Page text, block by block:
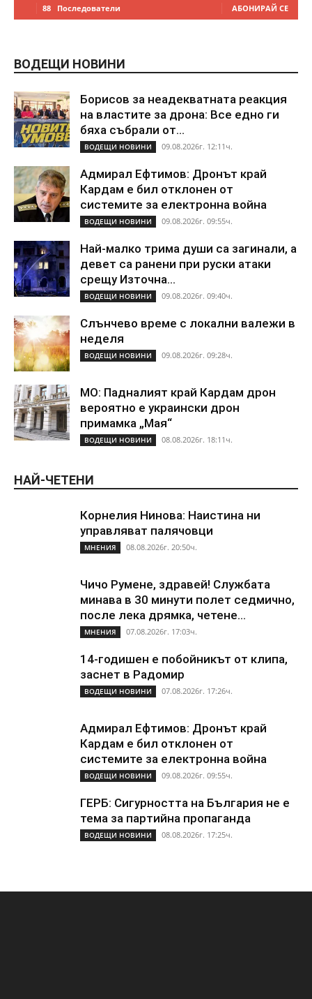
88 Последователи АБОНИРАЙ СЕ
ВОДЕЩИ НОВИНИ
Борисов за неадекватната реакция
на властите за дрона: Все едно ги
бяха събрали от...
ВОДЕЩИ НОВИНИ 09.08.2026г. 12:11ч.
Адмирал Ефтимов: Дронът край
Кардам е бил отклонен от
системите за електронна война
ВОДЕЩИ НОВИНИ 09.08.2026г. 09:55ч.
Най-малко трима души са загинали, а
девет са ранени при руски атаки
срещу Източна...
ВОДЕЩИ НОВИНИ 09.08.2026г. 09:40ч.
Слънчево време с локални валежи в
неделя
ВОДЕЩИ НОВИНИ 09.08.2026г. 09:28ч.
МО: Падналият край Кардам дрон
вероятно е украински дрон
примамка „Мая“
ВОДЕЩИ НОВИНИ 08.08.2026г. 18:11ч.
НАЙ-ЧЕТЕНИ
Корнелия Нинова: Наистина ни
управляват палячовци
МНЕНИЯ 08.08.2026г. 20:50ч.
Чичо Румене, здравей! Службата
минава в 30 минути полет седмично,
после лека дрямка, четене...
МНЕНИЯ 07.08.2026г. 17:03ч.
14-годишен е побойникът от клипа,
заснет в Радомир
ВОДЕЩИ НОВИНИ 07.08.2026г. 17:26ч.
Адмирал Ефтимов: Дронът край
Кардам е бил отклонен от
системите за електронна война
ВОДЕЩИ НОВИНИ 09.08.2026г. 09:55ч.
ГЕРБ: Сигурността на България не е
тема за партийна пропаганда
ВОДЕЩИ НОВИНИ 08.08.2026г. 17:25ч.